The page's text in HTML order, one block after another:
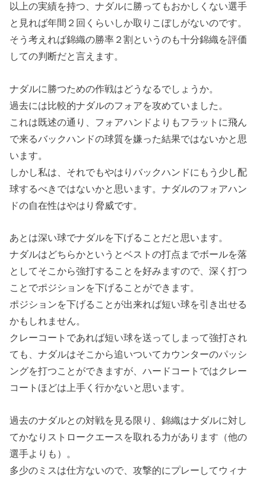
以上の実績を持つ、ナダルに勝ってもおかしくない選手
と見れば年間２回くらいしか取りこぼしがないのです。
そう考えれば錦織の勝率２割というのも十分錦織を評価
しての判断だと言えます。
ナダルに勝つための作戦はどうなるでしょうか。
過去には比較的ナダルのフォアを攻めていました。
これは既述の通り、フォアハンドよりもフラットに飛ん
で来るバックハンドの球質を嫌った結果ではないかと思
います。
しかし私は、それでもやはりバックハンドにもう少し配
球するべきではないかと思います。ナダルのフォアハン
ドの自在性はやはり脅威です。
あとは深い球でナダルを下げることだと思います。
ナダルはどちらかというとベストの打点までボールを落
としてそこから強打することを好みますので、深く打つ
ことでポジションを下げることができます。
ポジションを下げることが出来れば短い球を引き出せる
かもしれません。
クレーコートであれば短い球を送ってしまって強打され
ても、ナダルはそこから追いついてカウンターのパッシ
ングを打つことができますが、ハードコートではクレー
コートほどは上手く行かないと思います。
過去のナダルとの対戦を見る限り、錦織はナダルに対し
てかなりストロークエースを取れる力があります（他の
選手よりも）。
多少のミスは仕方ないので、攻撃的にプレーしてウィナ